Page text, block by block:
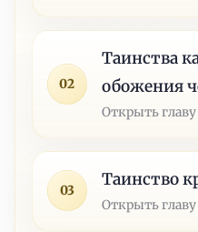
02
Таинства
обожения
Открыть главу
03
Таинство
Открыть главу